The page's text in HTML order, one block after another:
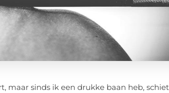
maar sinds ik een drukke baan heb,